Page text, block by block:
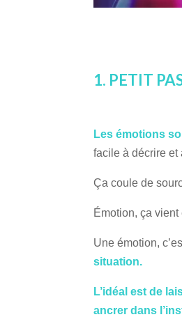
1. PETIT
Les émotions
facile à décrire et
Ça coule de
Émotion, ça
Une émotion,
situation.
L’idéal est de
ancrer dans